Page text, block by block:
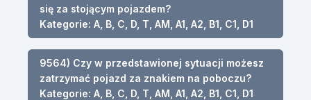
się za stojącym pojazdem?
Kategorie: A, B, C, D, T, AM, A1, A2, B1, C1, D1
9564) Czy w przedstawionej sytuacji możesz
zatrzymać pojazd za znakiem na poboczu?
Kategorie: A, B, C, D, T, AM, A1, A2, B1, C1, D1